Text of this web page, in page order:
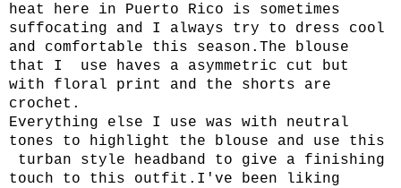
heat here in Puerto Rico is sometimes
suffocating and I always try to dress cool
and comfortable this season.The blouse
that I use haves a asymmetric cut but
with floral print and the shorts are
crochet.
Everything else I use was with neutral
tones to highlight the blouse and use this
turban style headband to give a finishing
touch to this outfit.I've been liking